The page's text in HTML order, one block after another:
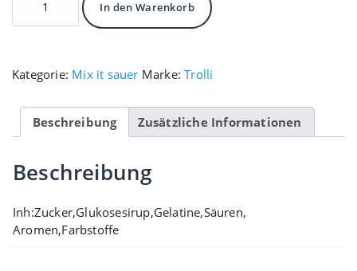
Würmer
Menge
In den Warenkorb
Kategorie: Mix it sauer Marke:Trolli
Beschreibung Zusätzliche Informationen
Beschreibung
Inh:Zucker,Glukosesirup,Gelatine,Säuren,
Aromen,Farbstoffe